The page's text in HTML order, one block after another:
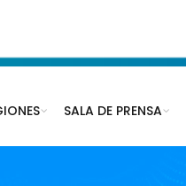
SALA DE PRENSA